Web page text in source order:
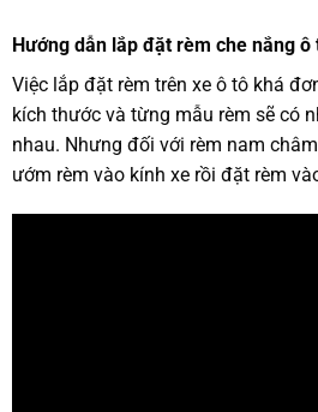
Hướng dẫn lắp đặt rèm che nắng ô
Việc lắp đặt rèm trên xe ô tô khá
kích thước và từng mẫu rèm sẽ có
nhau. Nhưng đối với rèm nam
ướm rèm vào kính xe rồi đặt rèm